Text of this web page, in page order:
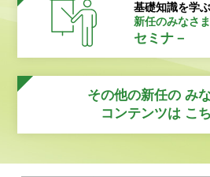
基礎知識を学ぶ
新任のみなさ
セミナ－
その他の新任の み
コンテンツは こ